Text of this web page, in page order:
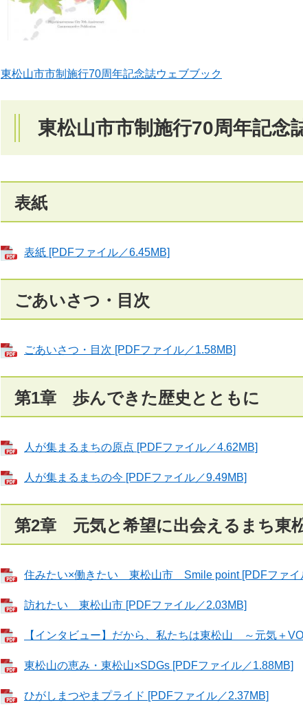
東松山市市制施行70周年記念誌ウェブブック
東松山市市制施行70周年記念
表紙
表紙 [PDFファイル／6.45MB]
ごあいさつ・目次
ごあいさつ・目次 [PDFファイル／1.58MB]
第1章 歩んできた歴史とともに
人が集まるまちの原点 [PDFファイル／4.62MB]
人が集まるまちの今 [PDFファイル／9.49MB]
第2章 元気と希望に出会えるまち東
住みたい×働きたい 東松山市 Smile point [PDFファイ
訪れたい 東松山市 [PDFファイル／2.03MB]
【インタビュー】だから、私たちは東松山 ～元気＋
東松山の恵み・東松山×SDGs [PDFファイル／1.88MB]
ひがしまつやまプライド [PDFファイル／2.37MB]